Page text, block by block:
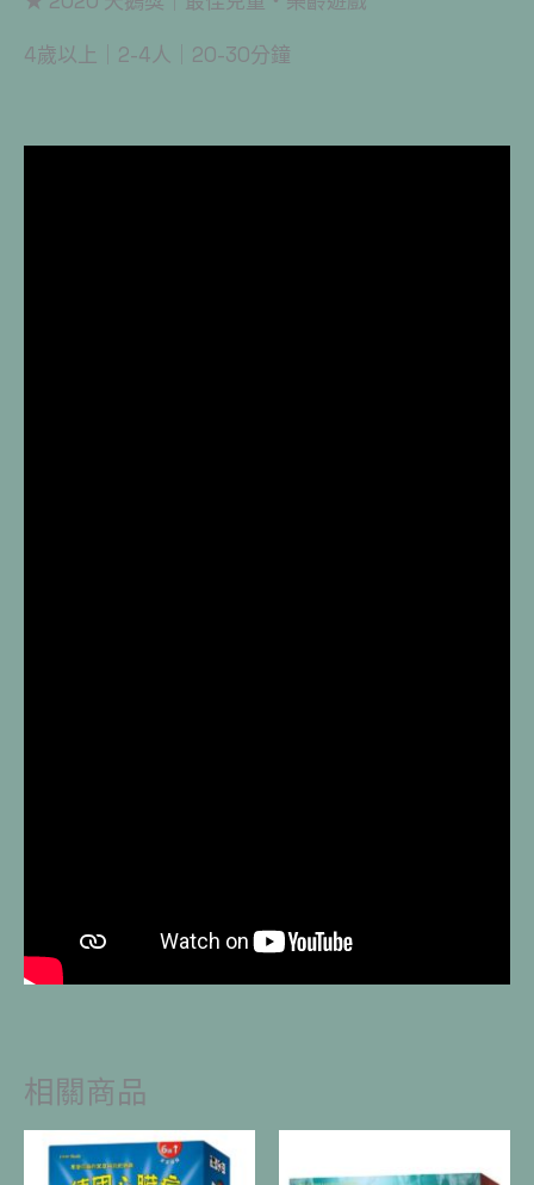
4歲以上｜2-4人｜20-30分鐘
相關商品